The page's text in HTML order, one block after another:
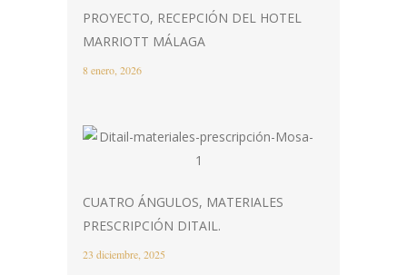
PROYECTO, RECEPCIÓN DEL HOTEL
MARRIOTT MÁLAGA
8 enero, 2026
CUATRO ÁNGULOS, MATERIALES
PRESCRIPCIÓN DITAIL.
23 diciembre, 2025